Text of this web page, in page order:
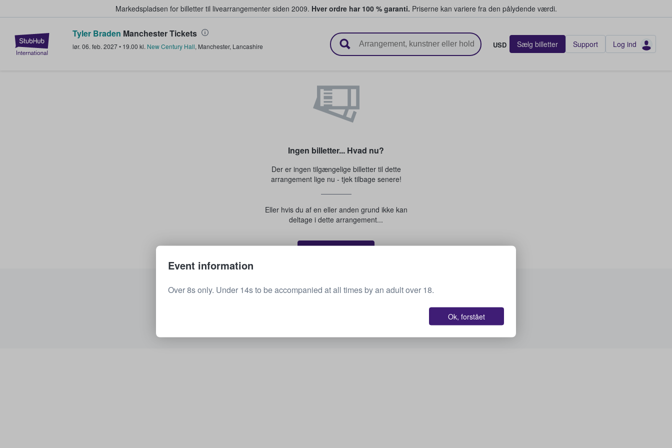
Markedspladsen for billetter til livearrangementer siden 2009. Hver ordre har 100 % garanti. Priserne kan variere fra den pålydende værdi.
StubHub - Hvor fans køber og sælger billetter
Tyler Braden Manchester Tickets
lør. 06. feb. 2027• 19.00 kl. New Century Hall, Manchester, Lancashire USD Sælg billetter Support Log ind
Ingen billetter... Hvad nu?
Der er ingen tilgængelige billetter til dette
arrangement lige nu - tjek tilbage senere!
Eller hvis du af en eller anden grund ikke kan
deltage i dette arrangement...
Se alle kommende arrangementer
Event information
Over 8s only. Under 14s to be accompanied at all times by an adult over 18.
Ok, forstået